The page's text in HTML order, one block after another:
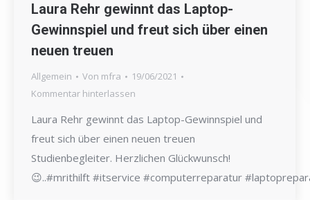
Laura Rehr gewinnt das Laptop-
Gewinnspiel und freut sich über einen
neuen treuen
Allgemein Von mfra
19/06/2021
Kommentar hinterlassen
Laura Rehr gewinnt das Laptop-Gewinnspiel und
freut sich über einen neuen treuen
Studienbegleiter. Herzlichen Glückwunsch!
😉..#mrithilft #itservice #computerreparatur